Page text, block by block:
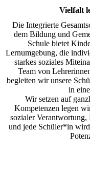
Vielfalt
Die Integrierte
dem Bildung und
Schule bietet
Lernumgebung, die
starkes soziales
Team von
begleiten wir unsere
in
Wir setzen auf
Kompetenzen legen
sozialer Verantwortung,
und jede Schüler*in